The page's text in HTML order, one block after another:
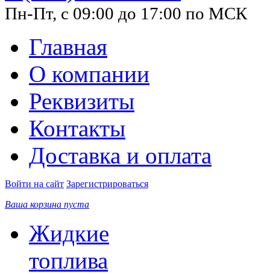
Пн-Пт, с 09:00 до 17:00 по МСК
Главная
О компании
Реквизиты
Контакты
Доставка и оплата
Войти на сайт Зарегистрироваться
Ваша корзина пуста
Жидкие
топлива